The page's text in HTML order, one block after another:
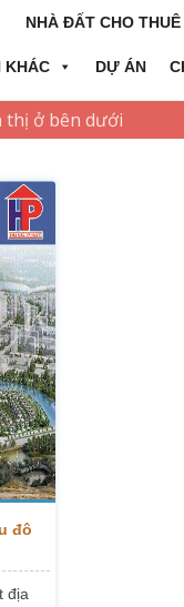
NHÀ ĐẤT CHO THUÊ
KHÁC DỰ ÁN
đô
địa